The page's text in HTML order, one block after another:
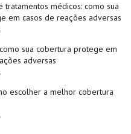
tratamentos médicos: como sua
em casos de reações adversas
sua cobertura protege em
adversas
escolher a melhor cobertura